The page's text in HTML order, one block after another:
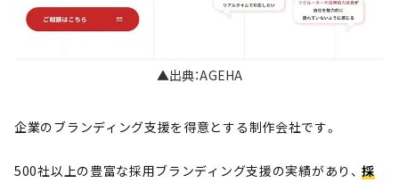
▲出典：AGEHA
企業のブランディング支援を得意とする制作会社です。
500社以上の豊富な採用ブランディング支援の実績があり、採